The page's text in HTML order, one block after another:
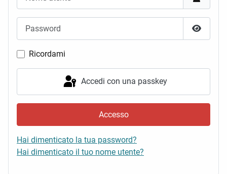
Mostra
Ricordami
Accedi con una passkey
Accesso
Hai dimenticato la tua password?
Hai dimenticato il tuo nome utente?